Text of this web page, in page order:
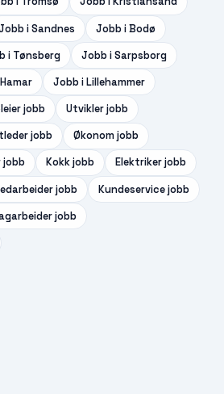
iSandnes Jobb iBodø
i Tønsberg Jobb iSarpsborg
Hamar Jobb iLillehammer
jobb Utviklerjobb
jobb Økonomjobb
jobb Kokkjobb Elektrikerjobb
jobb Kundeservicejobb
jobb